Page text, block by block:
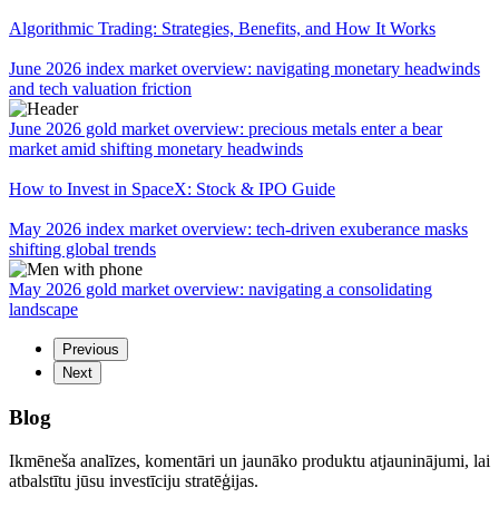
Algorithmic Trading: Strategies, Benefits, and How It Works
June 2026 index market overview: navigating monetary headwinds
and tech valuation friction
June 2026 gold market overview: precious metals enter a bear
market amid shifting monetary headwinds
How to Invest in SpaceX: Stock & IPO Guide
May 2026 index market overview: tech-driven exuberance masks
shifting global trends
May 2026 gold market overview: navigating a consolidating
landscape
Previous
Next
Blog
Ikmēneša analīzes, komentāri un jaunāko produktu atjauninājumi, lai
atbalstītu jūsu investīciju stratēģijas.